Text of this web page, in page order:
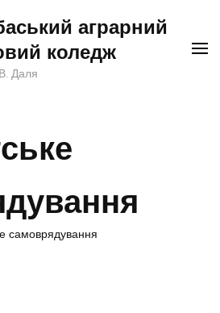
аграрний
коледж
Даля
самоврядування